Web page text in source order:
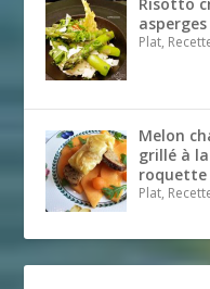
Plat,
Melon
grillé à
roquette
Plat,